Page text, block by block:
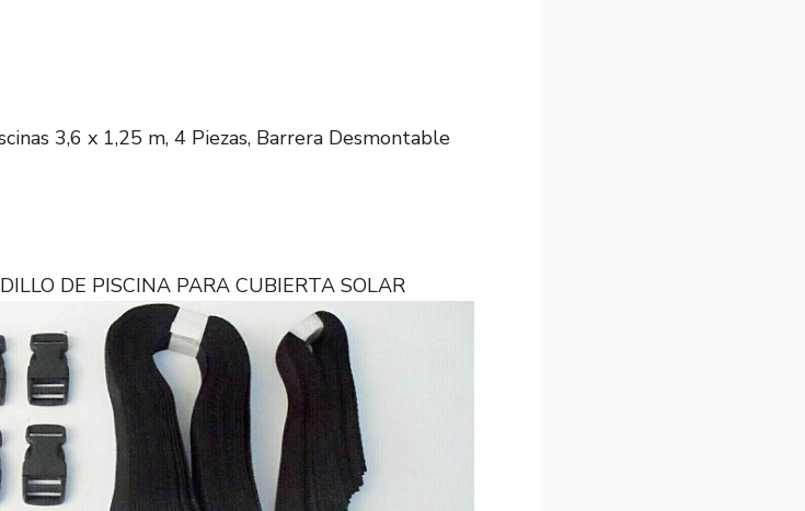
3,6 x 1,25 m, 4 Piezas, Barrera Desmontable
DE PISCINA PARA CUBIERTA SOLAR